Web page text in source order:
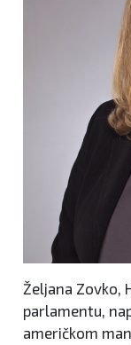
Željana Zovko,
parlamentu,
američkom